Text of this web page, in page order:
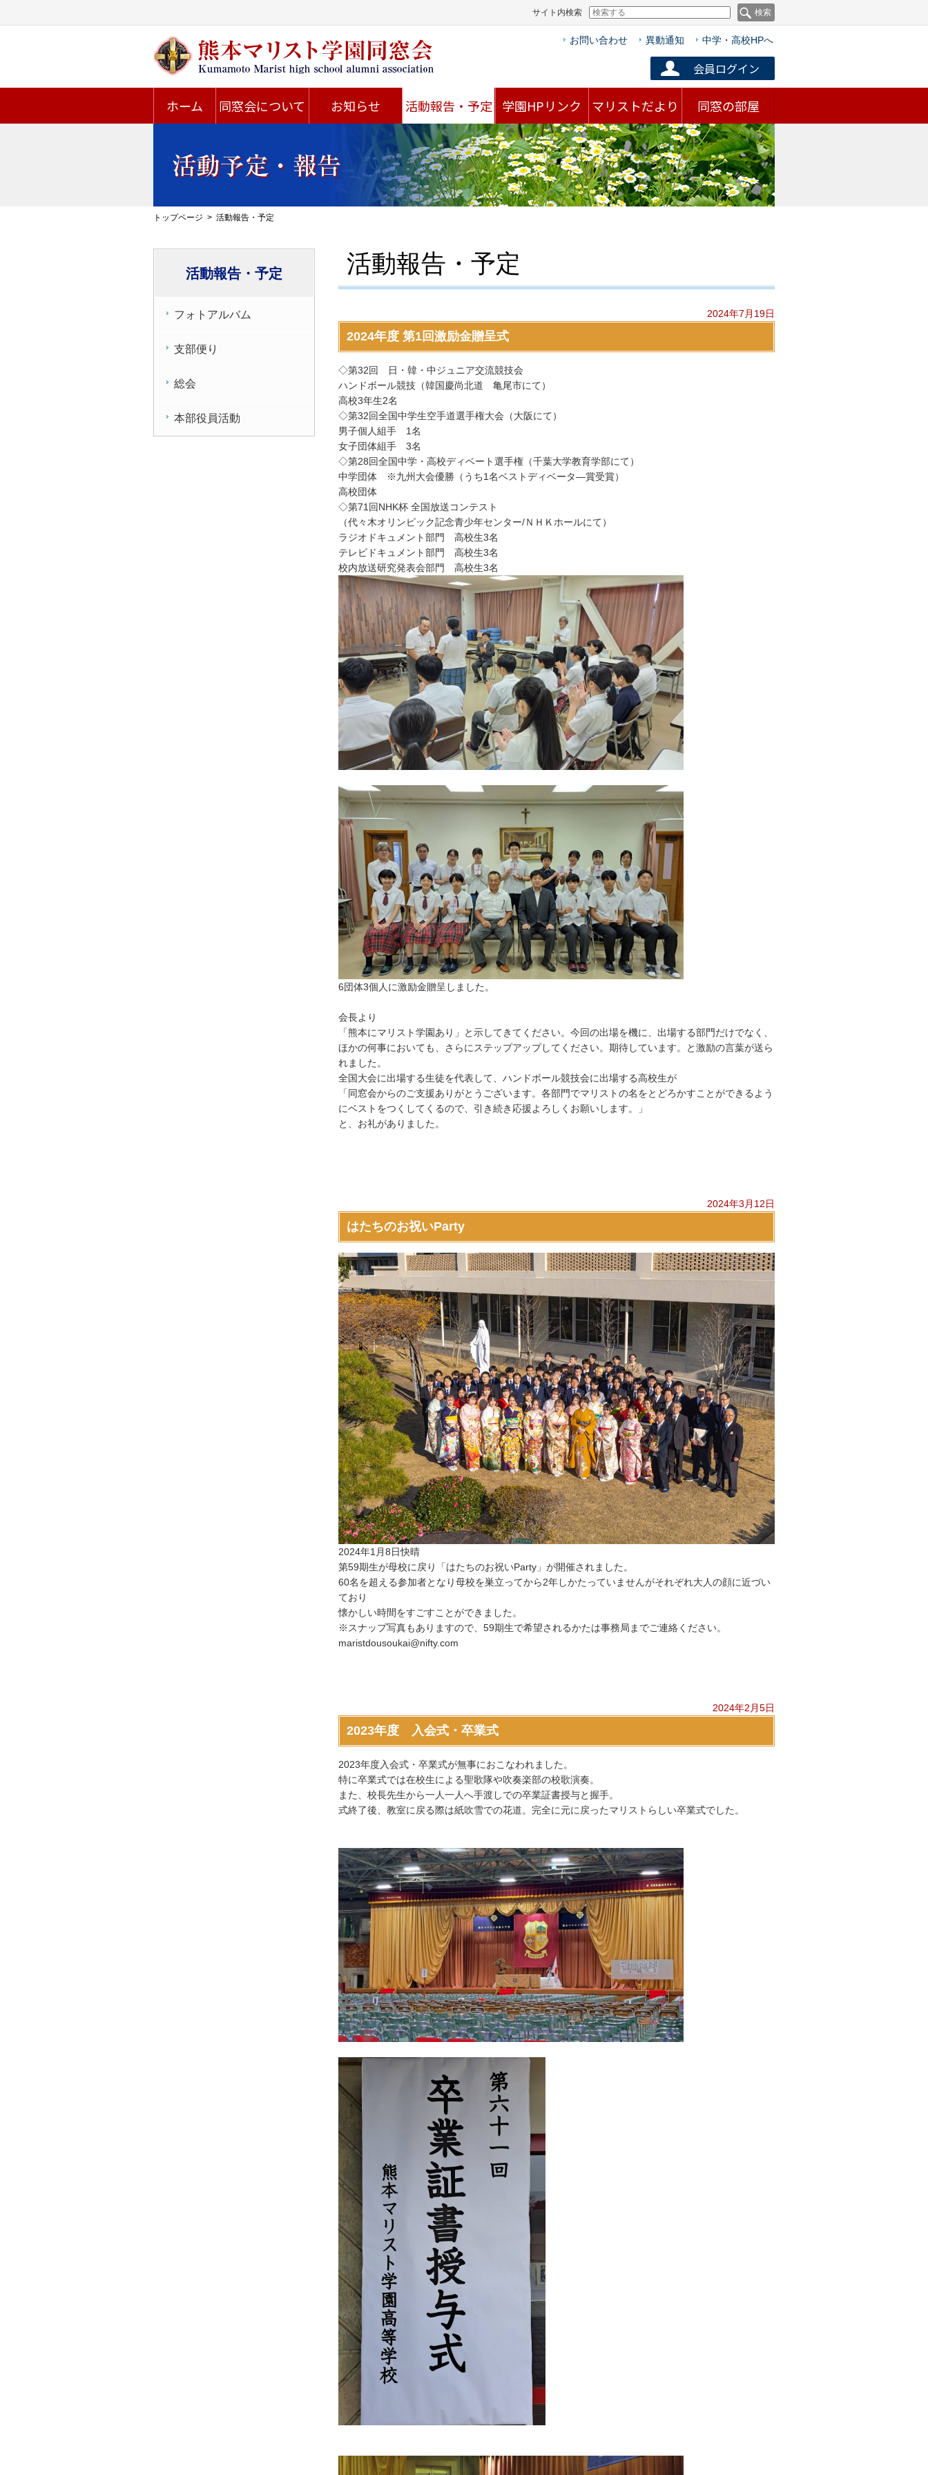
サイト内検索
お問い合わせ 異動通知 中学・高校HPへ
会員ログイン
ホーム 同窓会について お知らせ 活動報告・予定 学園HPリンク マリストだより 同窓の部屋
トップページ 活動報告・予定
活動報告・予定
2024年7月19日
2024年度 第1回激励金贈呈式
◇第32回 日・韓・中ジュニア交流競技会
ハンドボール競技（韓国慶尚北道 亀尾市にて）
高校3年生2名
◇第32回全国中学生空手道選手権大会（大阪にて）
男子個人組手 1名
女子団体組手 3名
◇第28回全国中学・高校ディベート選手権（千葉大学教育学部にて）
中学団体 ※九州大会優勝（うち1名ベストディベータ―賞受賞）
高校団体
◇第71回NHK杯 全国放送コンテスト
（代々木オリンピック記念青少年センター/ＮＨＫホールにて）
ラジオドキュメント部門 高校生3名
テレビドキュメント部門 高校生3名
校内放送研究発表会部門 高校生3名
6団体3個人に激励金贈呈しました。
会長より
「熊本にマリスト学園あり」と示してきてください。今回の出場を機に、出場する部門だけでなく、
ほかの何事においても、さらにステップアップしてください。期待しています。と激励の言葉が送ら
れました。
全国大会に出場する生徒を代表して、ハンドボール競技会に出場する高校生が
「同窓会からのご支援ありがとうございます。各部門でマリストの名をとどろかすことができるよう
にベストをつくしてくるので、引き続き応援よろしくお願いします。」
と、お礼がありました。
2024年3月12日
はたちのお祝いParty
2024年1月8日快晴
第59期生が母校に戻り「はたちのお祝いParty」が開催されました。
60名を超える参加者となり母校を巣立ってから2年しかたっていませんがそれぞれ大人の顔に近づい
ており
懐かしい時間をすごすことができました。
※スナップ写真もありますので、59期生で希望されるかたは事務局までご連絡ください。
maristdousoukai@nifty.com
2024年2月5日
2023年度 入会式・卒業式
2023年度入会式・卒業式が無事におこなわれました。
特に卒業式では在校生による聖歌隊や吹奏楽部の校歌演奏。
また、校長先生から一人一人へ手渡しでの卒業証書授与と握手。
式終了後、教室に戻る際は紙吹雪での花道。完全に元に戻ったマリストらしい卒業式でした。
活動報告・予定
フォトアルバム
支部便り
総会
本部役員活動